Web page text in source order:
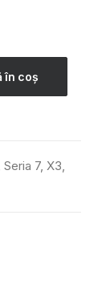
în coș
Seria 7, X3,